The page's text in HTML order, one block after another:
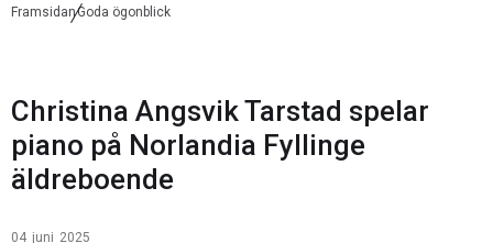
FramsidanGoda ögonblick
Christina Angsvik Tarstad spelar
piano på Norlandia Fyllinge
äldreboende
04 juni 2025